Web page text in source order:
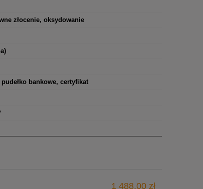
złocenie, oksydowanie
bankowe, certyfikat
1 488,00 zł